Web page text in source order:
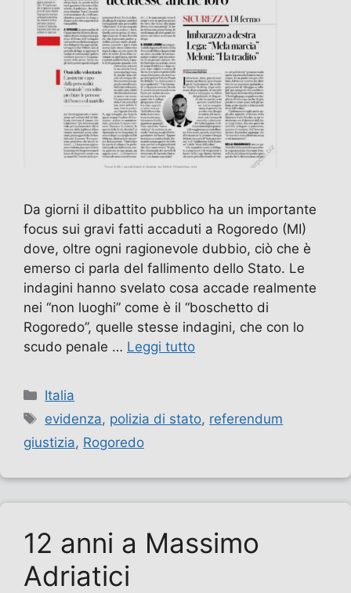
Da giorni il dibattito pubblico ha un importante
focus sui gravi fatti accaduti a Rogoredo (MI)
dove, oltre ogni ragionevole dubbio, ciò che è
emerso ci parla del fallimento dello Stato. Le
indagini hanno svelato cosa accade realmente
nei “non luoghi” come è il “boschetto di
Rogoredo”, quelle stesse indagini, che con lo
scudo penale … Leggi tutto
Categorie
Italia
Tag
evidenza, polizia di stato, referendum
giustizia, Rogoredo
12 anni a Massimo
Adriatici